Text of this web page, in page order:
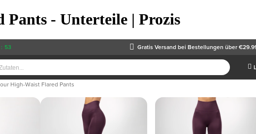
- Unterteile | Prozis
: 53 Gratis Versand bei Bestellungen über
High-Waist Flared Pants